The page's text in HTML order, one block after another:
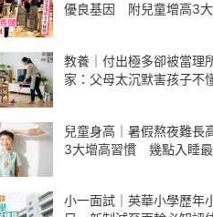
優良基因 附兒童增高3
教養｜付出極多卻被當理
家：父母太沉默害孩子不
兒童身高｜暑假熬夜難長
3大增高習慣 幾點入睡最
小一面試｜英華小學歷年